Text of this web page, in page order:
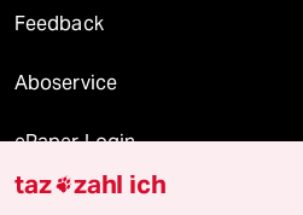
Feedback
Aboservice
ePaper Login
Downloads für Abonnierende
taz zahl ich